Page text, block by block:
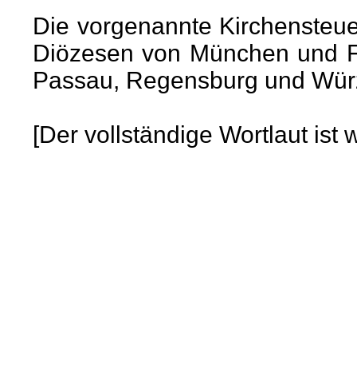
Die vorgenannte
Diözesen von München und
Passau, Regensburg und
[Der vollständige Wortlaut ist